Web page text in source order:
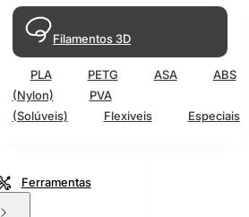
Filamentos 3D
PLA PETG ASA ABS
(Nylon)
PVA
(Solúveis)
Flexiveis Especiais
Ferramentas